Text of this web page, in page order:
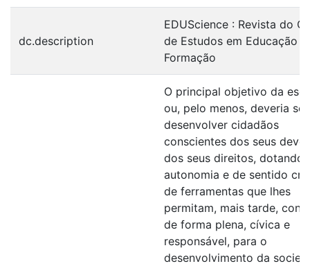
dc.description
EDUScience : Revista do
de Estudos em Educação e
Formação
O principal objetivo da
ou, pelo menos, deveria
desenvolver cidadãos
conscientes dos seus
dos seus direitos,
autonomia e de sentido
de ferramentas que lhes
permitam, mais tarde,
de forma plena, cívica e
responsável, para o
desenvolvimento da